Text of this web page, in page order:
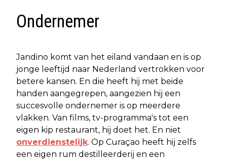
Ondernemer
Jandino komt van het eiland vandaan en is op
jonge leeftijd naar Nederland vertrokken voor
betere kansen. En die heeft hij met beide
handen aangegrepen, aangezien hij een
succesvolle ondernemer is op meerdere
vlakken. Van films, tv-programma's tot een
eigen kip restaurant, hij doet het. En niet
onverdienstelijk. Op Curaçao heeft hij zelfs
een eigen rum destilleerderij en een